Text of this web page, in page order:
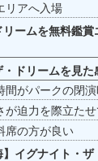
アへ入場
ームを無料鑑
ドリームを見た
間がパークの閉演
が迫力を際立たせ
席の方が良い
】イグナイト・